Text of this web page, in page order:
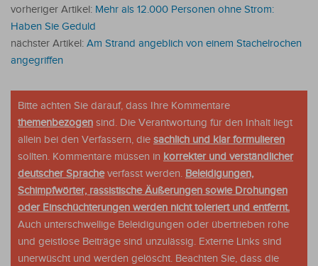
vorheriger Artikel: Mehr als 12.000 Personen ohne Strom:
Haben Sie Geduld
nächster Artikel: Am Strand angeblich von einem Stachelrochen
angegriffen
Bitte achten Sie darauf, dass Ihre Kommentare
themenbezogen sind. Die Verantwortung für den Inhalt liegt
allein bei den Verfassern, die sachlich und klar formulieren
sollten. Kommentare müssen in korrekter und verständlicher
deutscher Spracheverfasst werden. Beleidigungen,
Schimpfwörter, rassistische Äußerungen sowie Drohungen
oder Einschüchterungen werden nicht toleriert und entfernt.
Auch unterschwellige Beleidigungen oder übertrieben rohe
und geistlose Beiträge sind unzulässig. Externe Links sind
unerwüscht und werden gelöscht. Beachten Sie, dass die